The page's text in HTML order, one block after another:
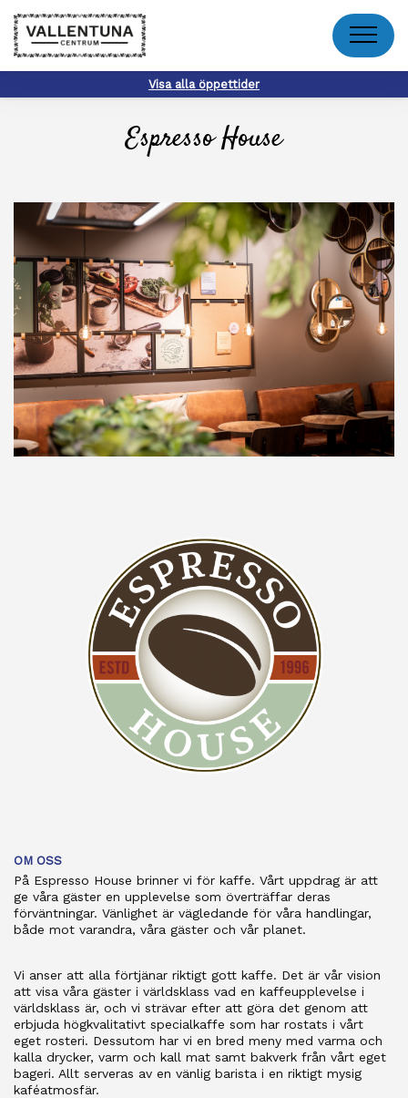
Meny
Visa alla öppettider
Espresso House
OM OSS
På Espresso House brinner vi för kaffe. Vårt uppdrag är att
ge våra gäster en upplevelse som överträffar deras
förväntningar. Vänlighet är vägledande för våra handlingar,
både mot varandra, våra gäster och vår planet.
Vi anser att alla förtjänar riktigt gott kaffe. Det är vår vision
att visa våra gäster i världsklass vad en kaffeupplevelse i
världsklass är, och vi strävar efter att göra det genom att
erbjuda högkvalitativt specialkaffe som har rostats i vårt
eget rosteri. Dessutom har vi en bred meny med varma och
kalla drycker, varm och kall mat samt bakverk från vårt eget
bageri. Allt serveras av en vänlig barista i en riktigt mysig
kaféatmosfär.